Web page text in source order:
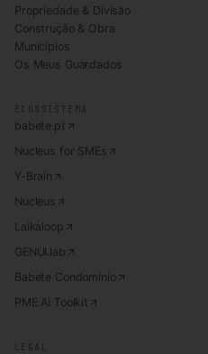
Propriedade & Divisão
Construção & Obra
Municípios
Os Meus Guardados
ECOSSISTEMA
babete.pt
Nucleus for SMEs
Y-Brain
Nucleus
Laikaloop
GENUI.lab
Babete Condomínio
PME AI Toolkit
LEGAL